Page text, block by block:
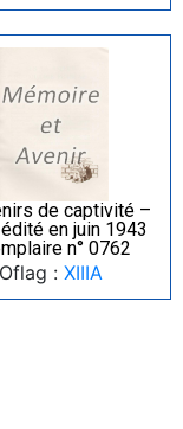
de captivité –
en juin 1943
n° 0762
Oflag : XIIIA